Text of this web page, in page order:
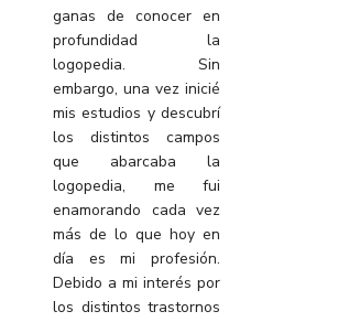
ganas de conocer en
profundidad la
logopedia. Sin
embargo, una vez inicié
mis estudios y descubrí
los distintos campos
que abarcaba la
logopedia, me fui
enamorando cada vez
más de lo que hoy en
día es mi profesión.
Debido a mi interés por
los distintos trastornos